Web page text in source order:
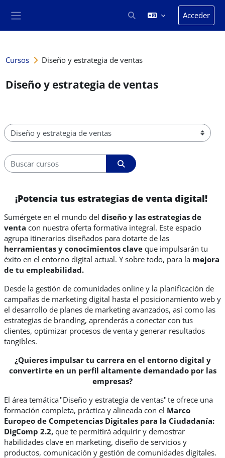
Selector de búsqueda de
Acceder
Cursos Diseño y estrategia de ventas
Diseño y estrategia de ventas
Categorías
Buscar cursos
Buscar cursos
¡Potencia tus estrategias de venta digital!
Sumérgete en el mundo del diseño y las estrategias de
venta con nuestra oferta formativa integral. Este espacio
agrupa itinerarios diseñados para dotarte de las
herramientas y conocimientos clave que impulsarán tu
éxito en el entorno digital actual. Y sobre todo, para la mejora
de tu empleabilidad.
Desde la gestión de comunidades online y la planificación de
campañas de marketing digital hasta el posicionamiento web y
el desarrollo de planes de marketing avanzados, así como las
estrategias de branding, aprenderás a conectar con tus
clientes, optimizar procesos de venta y generar resultados
tangibles.
¿Quieres impulsar tu carrera en el entorno digital y
convertirte en un perfil altamente demandado por las
empresas?
El área temática "Diseño y estrategia de ventas"te ofrece una
formación completa, práctica y alineada con el Marco
Europeo de Competencias Digitales para la Ciudadanía:
DigComp 2.2, que te permitirá adquirir y demostrar
habilidades clave en marketing, diseño de servicios y
productos, comunicación y gestión de comunidades digitales.